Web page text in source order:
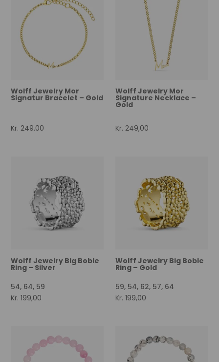
Wolff Jewelry Mor
Signatur Bracelet – Gold
Kr. 249,00
Wolff Jewelry Mor
Signature Necklace –
Gold
Kr. 249,00
Wolff Jewelry Big Boble
Ring – Silver
54, 64, 59
Kr. 199,00
Wolff Jewelry Big Boble
Ring – Gold
59, 54, 62, 57, 64
Kr. 199,00